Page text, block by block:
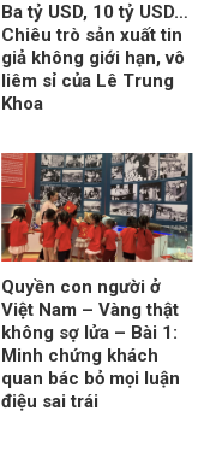
Ba tỷ USD, 10 tỷ USD…
Chiêu trò sản xuất tin
giả không giới hạn, vô
liêm sỉ của Lê Trung
Khoa
Quyền con người ở
Việt Nam – Vàng thật
không sợ lửa – Bài 1:
Minh chứng khách
quan bác bỏ mọi luận
điệu sai trái